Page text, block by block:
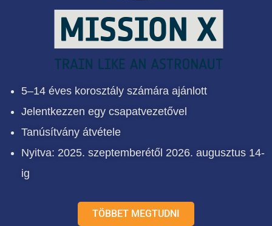
5–14 éves korosztály számára ajánlott
Jelentkezzen egy csapatvezetővel
Tanúsítvány átvétele
Nyitva: 2025. szeptemberétől 2026. augusztus 14-
ig
TÖBBET MEGTUDNI